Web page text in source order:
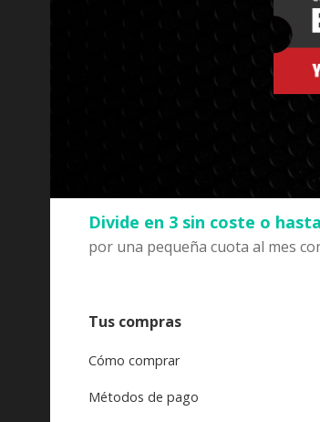
Divide en 3 sin coste o
por una pequeña cuota al mes
Tus compras
Cómo comprar
Métodos de pago